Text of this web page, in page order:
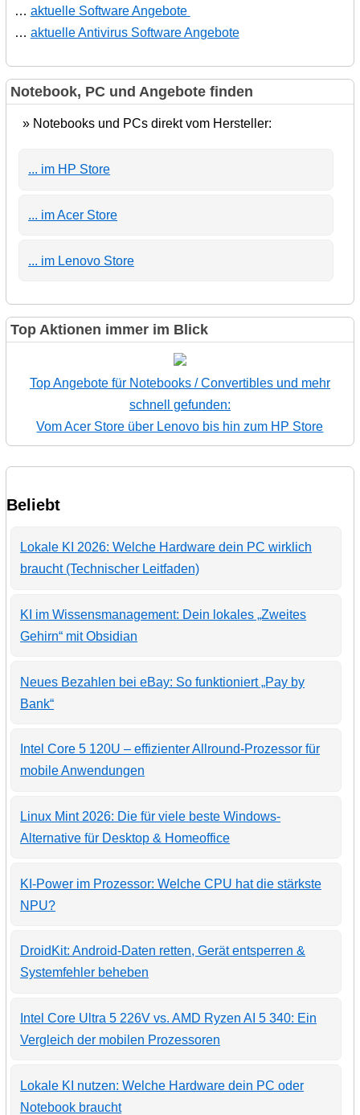
… aktuelle Software Angebote
… aktuelle Antivirus Software Angebote
Notebook, PC und Angebote finden
» Notebooks und PCs direkt vom Hersteller:
... im HP Store
... im Acer Store
... im Lenovo Store
Top Aktionen immer im Blick
Top Angebote für Notebooks / Convertibles und mehr
schnell gefunden:
Vom Acer Store über Lenovo bis hin zum HP Store
Beliebt
Lokale KI 2026: Welche Hardware dein PC wirklich
braucht (Technischer Leitfaden)
KI im Wissensmanagement: Dein lokales „Zweites
Gehirn“ mit Obsidian
Neues Bezahlen bei eBay: So funktioniert „Pay by
Bank“
Intel Core 5 120U – effizienter Allround-Prozessor für
mobile Anwendungen
Linux Mint 2026: Die für viele beste Windows-
Alternative für Desktop & Homeoffice
KI-Power im Prozessor: Welche CPU hat die stärkste
NPU?
DroidKit: Android-Daten retten, Gerät entsperren &
Systemfehler beheben
Intel Core Ultra 5 226V vs. AMD Ryzen AI 5 340: Ein
Vergleich der mobilen Prozessoren
Lokale KI nutzen: Welche Hardware dein PC oder
Notebook braucht